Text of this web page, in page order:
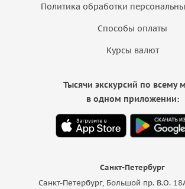
Политика обработки
Способы оплаты
Курсы валют
Санкт-Петербург
Санкт-Петербург, Большой пр. В.О.
Тысячи экскурсий по всему
в одном приложении: